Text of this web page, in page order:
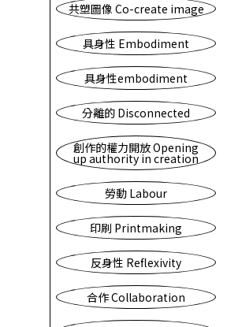
共塑圖像 Co-create image
具身性 Embodiment
具身性embodiment
分離的 Disconnected
創作的權力開放 Opening
up authority in creation
勞動 Labour
印刷 Printmaking
反身性 Reflexivity
合作 Collaboration